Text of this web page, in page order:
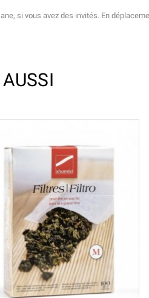
si vous avez des invités. En